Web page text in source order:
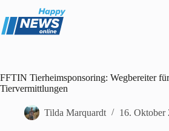
Inhalt
springen
FFTIN Tierheimsponsoring: Wegbereiter
Tiervermittlungen
Tilda Marquardt 16. Oktober